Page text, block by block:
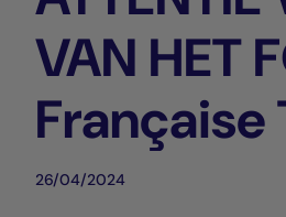
VAN HET
Française
naar frans
26/04/2024